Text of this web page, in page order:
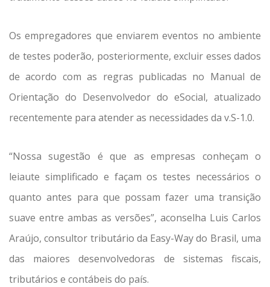
Os empregadores que enviarem eventos no ambiente
de testes poderão, posteriormente, excluir esses dados
de acordo com as regras publicadas no Manual de
Orientação do Desenvolvedor do eSocial, atualizado
recentemente para atender as necessidades da v.S-1.0.
“Nossa sugestão é que as empresas conheçam o
leiaute simplificado e façam os testes necessários o
quanto antes para que possam fazer uma transição
suave entre ambas as versões”, aconselha Luis Carlos
Araújo, consultor tributário da Easy-Way do Brasil, uma
das maiores desenvolvedoras de sistemas fiscais,
tributários e contábeis do país.